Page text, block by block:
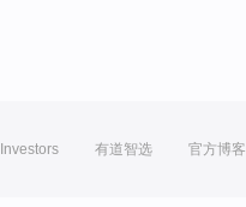
Investors 有道智选 官方博客